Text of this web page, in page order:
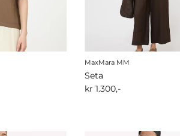
MaxMara MM
Seta
kr 1.300,-